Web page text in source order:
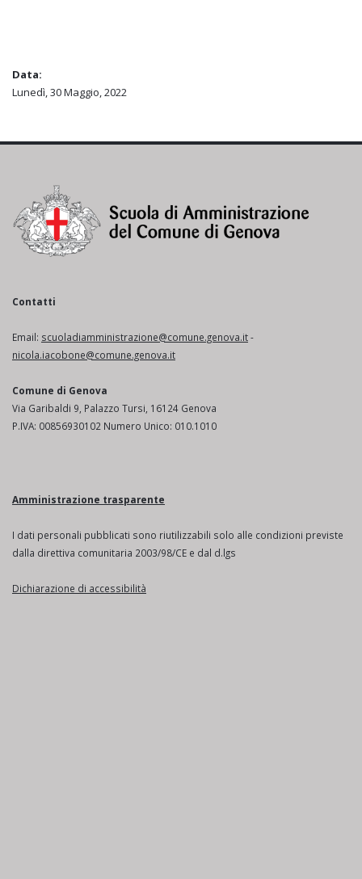
Data:
Lunedì, 30 Maggio, 2022
Contatti
Email: scuoladiamministrazione@comune.genova.it-
nicola.iacobone@comune.genova.it
Comune di Genova
Via Garibaldi 9, Palazzo Tursi, 16124 Genova
P.IVA: 00856930102 Numero Unico: 010.1010
Amministrazione trasparente
I dati personali pubblicati sono riutilizzabili solo alle condizioni previste
dalla direttiva comunitaria 2003/98/CE e dal d.lgs
Dichiarazione di accessibilità